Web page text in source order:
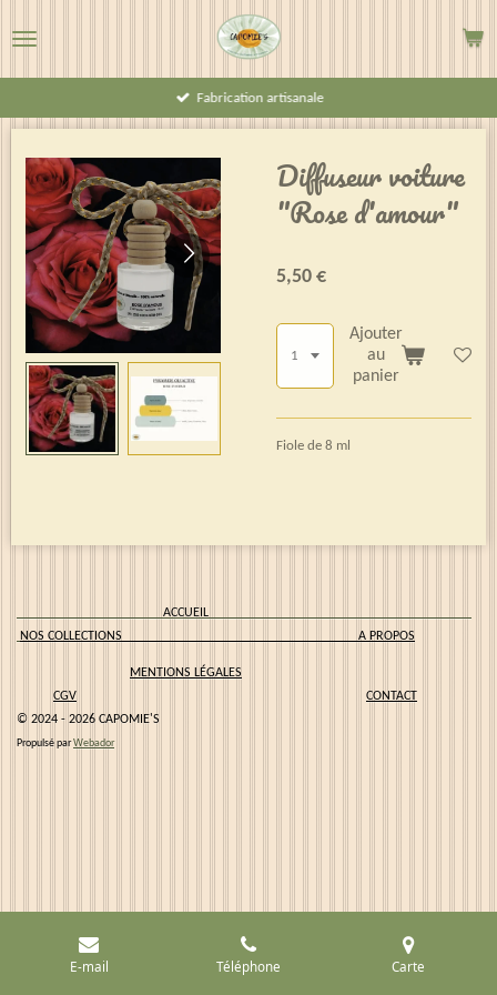
au
contenu
Fabrication artisanale
Diffuseur voiture
"Rose d'amour"
5,50 €
Ajouter
au
panier
Fiole de 8 ml
ACCUEIL
NOS COLLECTIONS A PROPOS
MENTIONS LÉGALES
CGV
CONTACT
© 2024 - 2026 CAPOMIE'S
Propulsé parWebador
E-mail Téléphone Carte